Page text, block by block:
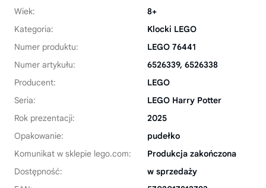
Wiek:
8+
Kategoria:
Klocki LEGO
Numer produktu:
LEGO 76441
Numer artykułu:
6526339, 6526338
Producent:
LEGO
Seria:
LEGO Harry Potter
Rok prezentacji:
2025
Opakowanie:
pudełko
Komunikat w sklepie lego.com:
Produkcja zakończona
Dostępność:
w sprzedaży